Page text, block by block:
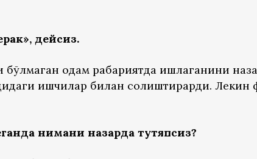
дейсиз.
одам раҳбариятда ишлаганини
ишчилар билан солиштирарди. Лекин
нимани назарда тутяпсиз?